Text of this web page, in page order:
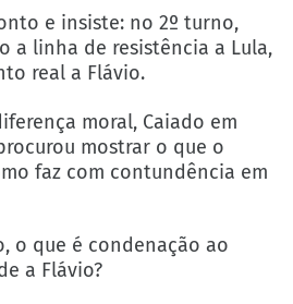
e insiste: no 2º turno,
a linha de resistência a Lula,
real a Flávio.
moral, Caiado em
mostrar o que o
faz com contundência em
o que é condenação ao
a Flávio?